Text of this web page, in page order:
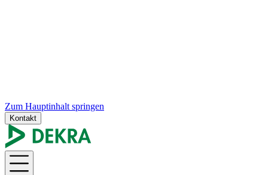
Zum Hauptinhalt springen
Kontakt